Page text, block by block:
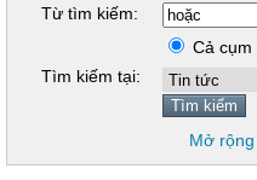
Từ tìm kiếm:
Cả
Tìm kiếm tại:
Mở